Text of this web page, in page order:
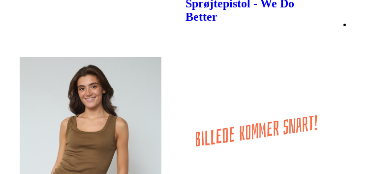
Sprøjtepistol - We Do
Better